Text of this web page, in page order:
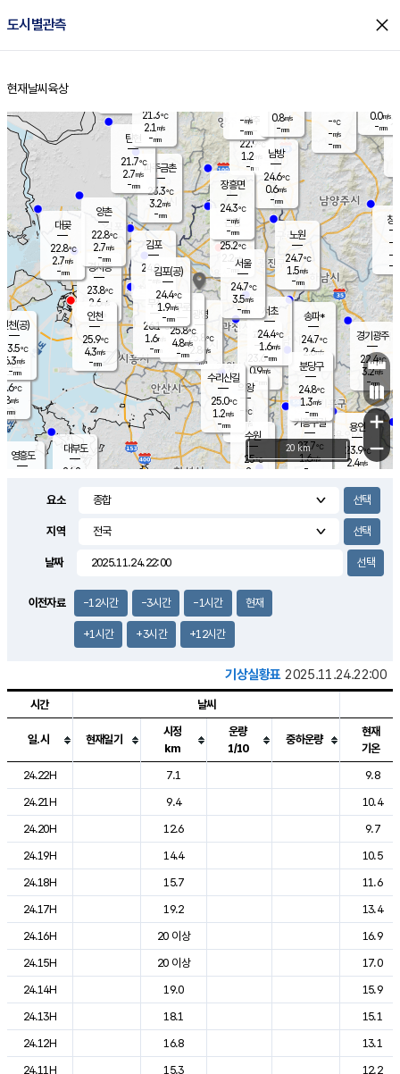
도시별관측 close
홈
현재날씨 육상
의도
℃
m/s
mm
영흥도
양주
22.9℃
1.2
-mm
과천
23.6℃
0.9m/s
- mm
용인
23.9℃
2.4m/s
경기광주
22.4℃
3.2m/s
-mm
2.1m/s
대부도
24.2
경서동
23.8℃
2.6 m/s
-mm
파주금촌
23.3℃
3.2m/s
-mm
-℃
-m/s
-mm
대곶
22.8℃
2.7m/s
-mm
창
-
-m/
-
탄현
21.7℃
2.7m/s
-mm
0.0m/s
-mm
의왕
- ℃
m/s
mm
김포
24.0℃
-m/s
mm
광명
25.8 ℃
2.8 m/s
-mm
부천
26.1℃
1.6m/s
-mm
양촌
22.8℃
2.7m/s
-mm
구로
25.8℃
4.8m/s
-mm
은평
25.2℃
2.2 m/s
- mm
노원
24.7℃
1.5m/s
-mm
송파*
24.7℃
2.6m/s
-mm
서초
24.4℃
1.6m/s
-mm
남방
24.6℃
0.6m/s
-mm
기흥구갈
23.7℃
1.6m/s
-
수리산길
25.0℃
1.2m/s
-mm
분당구
24.8℃
1.3m/s
-mm
장흥면
24.3℃
-m/s
-mm
-m/s
-mm
인천(공)
23.5℃
6.3m/s
-mm
김포(공)
24.4℃
1.9m/s
-mm
수원
25℃
2 m/s
인천
25.9℃
4.3m/s
-mm
서울
24.7℃
3.5m/s
-mm
21.3℃
2.1 m/s
-mm
0.8m/s
-mm
+
−
20 km
요소
지역
날짜
이전자료 -12시간 -3시간 -1시간 현재
+1시간 +3시간 +12시간
기상실황표 2025.11.24.22:00
도시별 기상실황표로 지점, 날씨, 기온, 강수, 바람, 기압등을 안내한 표입
시간 날씨
일.시 현재일기
시정
km
운량
1/10
중하운량
현재
기온
24.22H
7.1
9.8
24.21H
9.4
10.4
24.20H
12.6
9.7
24.19H
14.4
10.5
24.18H
15.7
11.6
24.17H
19.2
13.4
24.16H
20 이상
16.9
24.15H
20 이상
17.0
24.14H
19.0
15.9
24.13H
18.1
15.1
24.12H
16.8
13.1
24.11H
15.3
12.2